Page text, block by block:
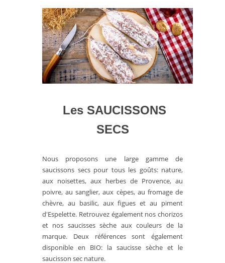
Les SAUCISSONS
SECS
Nous proposons une large gamme de
saucissons secs pour tous les goûts: nature,
aux noisettes, aux herbes de Provence, au
poivre, au sanglier, aux cèpes, au fromage de
chèvre, au basilic, aux figues et au piment
d'Espelette. Retrouvez également nos chorizos
et nos saucisses sèche aux couleurs de la
marque. Deux références sont également
disponible en BIO: la saucisse sèche et le
saucisson sec nature.